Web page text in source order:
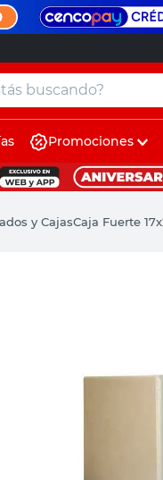
Promociones
y CajasCaja Fuerte